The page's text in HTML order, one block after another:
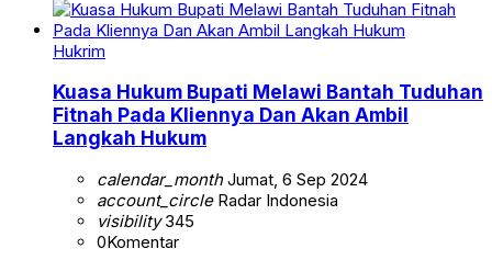
Hukrim
Kuasa Hukum Bupati Melawi Bantah Tuduhan
Fitnah Pada Kliennya Dan Akan Ambil
Langkah Hukum
calendar_monthJumat, 6 Sep 2024
account_circleRadar Indonesia
visibility345
0Komentar